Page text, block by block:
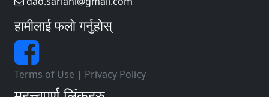
हामीलाई फलो गर्नुहोस्
Terms of Use | Privacy Policy